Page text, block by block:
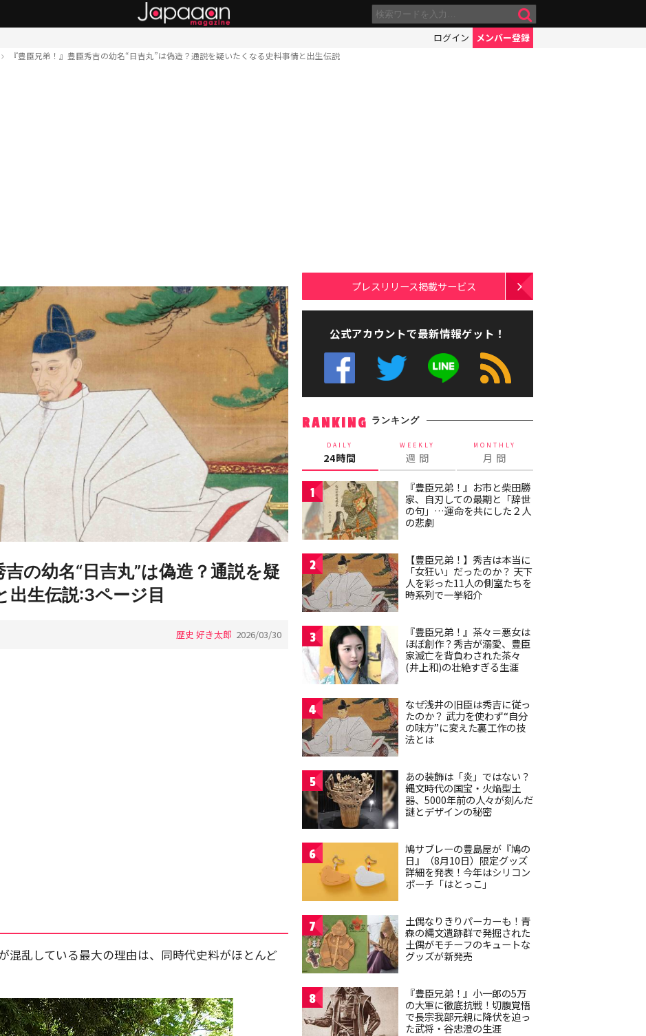
ログイン メンバー登録
『豊臣兄弟！』豊臣秀吉の幼名“日吉丸”は偽造？通説を疑いたくなる史料事情と出生伝説
吉の幼名“日吉丸”は偽造？通説を疑
出生伝説:3ページ目
歴史 好き太郎 2026/03/30
混乱している最大の理由は、同時代史料がほとんど
プレスリリース掲載サービス
公式アカウントで最新情報ゲット！
RANKING ランキング
DAILY
24時間
WEEKLY
週 間
MONTHLY
月 間
1
『豊臣兄弟！』お市と柴田勝
家、自刃しての最期と「辞世
の句」…運命を共にした２人
の悲劇
2
【豊臣兄弟！】秀吉は本当に
「女狂い」だったのか？ 天下
人を彩った11人の側室たちを
時系列で一挙紹介
3
『豊臣兄弟！』茶々＝悪女は
ほぼ創作？秀吉が溺愛、豊臣
家滅亡を背負わされた茶々
(井上和)の壮絶すぎる生涯
4
なぜ浅井の旧臣は秀吉に従っ
たのか？ 武力を使わず“自分
の味方”に変えた裏工作の技
法とは
5
あの装飾は「炎」ではない？
縄文時代の国宝・火焔型土
器、5000年前の人々が刻んだ
謎とデザインの秘密
6
鳩サブレーの豊島屋が『鳩の
日』（8月10日）限定グッズ
詳細を発表！今年はシリコン
ポーチ「はとっこ」
7
土偶なりきりパーカーも！青
森の縄文遺跡群で発掘された
土偶がモチーフのキュートな
グッズが新発売
8
『豊臣兄弟！』小一郎の5万
の大軍に徹底抗戦！切腹覚悟
で長宗我部元親に降伏を迫っ
た武将・谷忠澄の生涯